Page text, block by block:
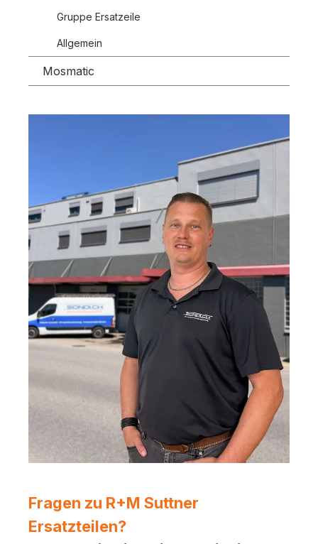
Gruppe Ersatzeile
Allgemein
Mosmatic
Fragen zu R+M Suttner
Ersatzteilen?